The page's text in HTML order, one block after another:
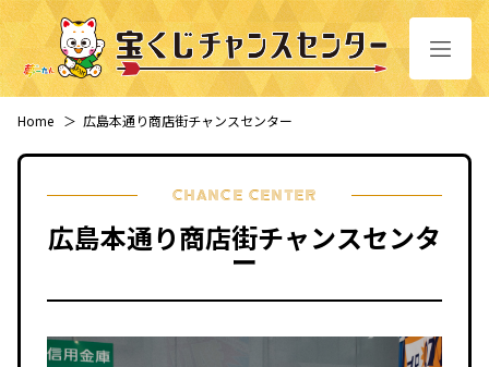
Home ＞ 広島本通り商店街チャンスセンター
CHANCE CENTER
広島本通り商店街チャンスセンタ
ー